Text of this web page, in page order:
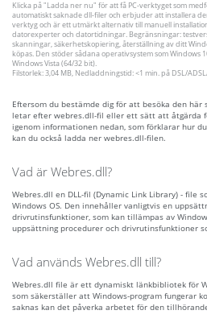
Klicka på"Ladda ner nu" för att få PC-verktyget som
automatiskt saknade dll-filer och erbjuder att installera
verktyg och är ett utmärkt alternativ till manuell
datorexperter och datortidningar. Begränsningar:
skanningar, säkerhetskopiering, återställning av ditt
köpas. Den stöder sådana operativsystem som Windows
Windows Vista (64/32 bit).
Filstorlek: 3,04 MB, Nedladdningstid: <1 min. på DSL/
Eftersom du bestämde dig för att besöka den
letar efter webres.dll-fil eller ett sätt att åtgärda
igenom informationen nedan, som förklarar hur
kan du också ladda ner webres.dll-filen.
Vad är Webres.dll?
Webres.dll en DLL-fil (Dynamic Link Library) - file
Windows OS. Den innehåller vanligtvis en
drivrutinsfunktioner, som kan tillämpas av
uppsättning procedurer och drivrutinsfunktioner
Vad används Webres.dll till?
Webres.dll file är ett dynamiskt länkbibliotek för
som säkerställer att Windows-program fungerar
saknas kan det påverka arbetet för den